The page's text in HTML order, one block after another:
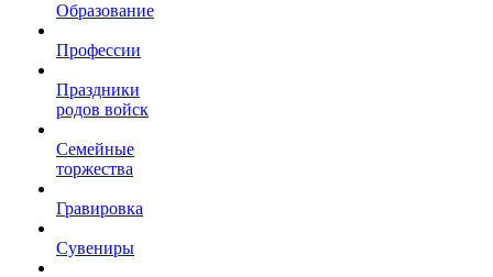
Образование
Профессии
Праздники
родов войск
Семейные
торжества
Гравировка
Сувениры